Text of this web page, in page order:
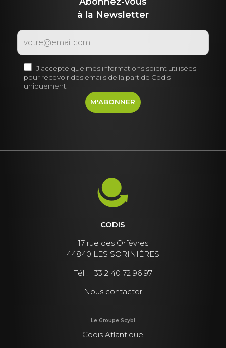
à la Newsletter
J’accepte que mes informations soient utilisées
pour recevoir des emails de la part de Codis
uniquement.
CODIS
17 rue des Orfèvres
44840 LES SORINIÈRES
Tél : +33 2 40 72 96 97
Nous contacter
Le Groupe Scybl
Codis Atlantique